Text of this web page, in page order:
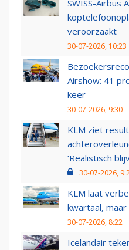
SWISS-Airbus
veroorzaakt
30-07-2026, 10:23
Airshow: 41
keer
30-07-2026, 9:30
KLM ziet
‘Realistisch
30-07-2026,
KLM laat
kwartaal,
30-07-2026, 8:22
Icelandair